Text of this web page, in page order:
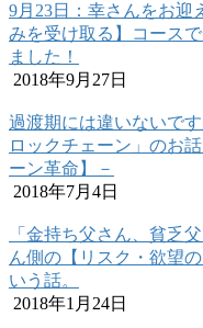
9月23日：幸さんをお迎
みを受け取る】コース
ました！
2018年9月27日
過渡期には違いないで
ロックチェーン」のお
ーン革命】－
2018年7月4日
「金持ち父さん、貧乏
ん側の【リスク・欲望
いう話。
2018年1月24日